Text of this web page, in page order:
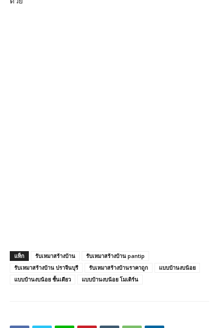
แท็ก รับเหมาสร้างบ้าน
รับเหมาสร้างบ้าน pantip
รับเหมาสร้างบ้าน ปราจีนบุรี
รับเหมาสร้างบ้านราคาถูก
แบบบ้านงบน้อย
แบบบ้านงบน้อย ชั้นเดียว
แบบบ้านงบน้อย โมเดิร์น